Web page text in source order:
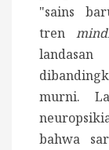
"sains
tren
murni.
bahwa